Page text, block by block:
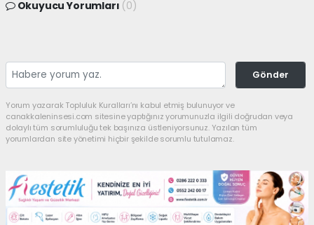
Okuyucu Yorumları (0)
Gönder
Yorum yazarak Topluluk Kuralları’nı kabul etmiş bulunuyor ve
canakkaleninsesi.com sitesine yaptığınız yorumunuzla ilgili doğrudan veya
dolaylı tüm sorumluluğu tek başınıza üstleniyorsunuz. Yazılan tüm
yorumlardan site yönetimi hiçbir şekilde sorumlu tutulamaz.